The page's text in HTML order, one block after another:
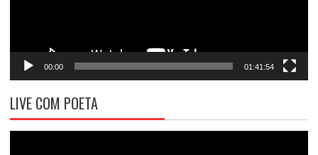
00:00 01:41:54
LIVE COM POETA